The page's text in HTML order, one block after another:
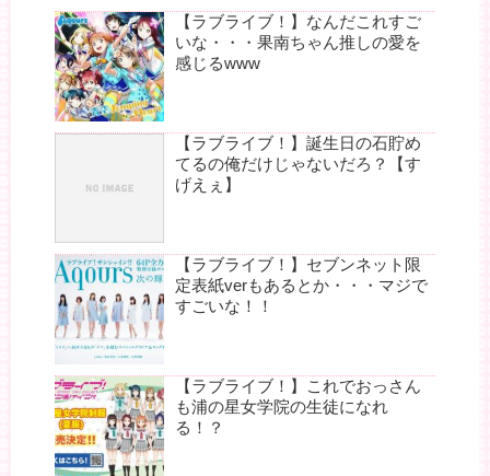
【ラブライブ！】なんだこれすご
いな・・・果南ちゃん推しの愛を
感じるwww
【ラブライブ！】誕生日の石貯め
てるの俺だけじゃないだろ？【す
げえぇ】
【ラブライブ！】セブンネット限
定表紙verもあるとか・・・マジで
すごいな！！
【ラブライブ！】これでおっさん
も浦の星女学院の生徒になれ
る！？